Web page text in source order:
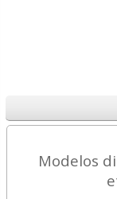
Modelos